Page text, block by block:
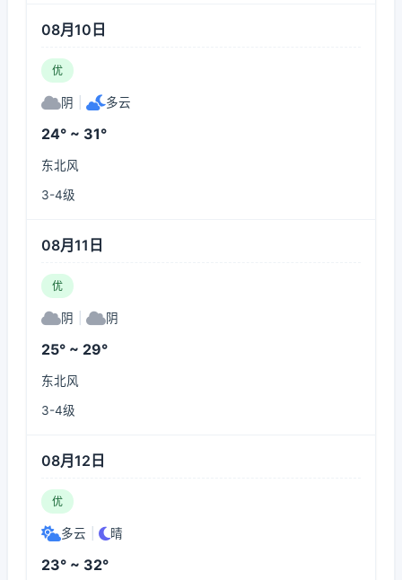
08月10日
优
阴 多云
24° ~ 31°
东北风
3-4级
08月11日
优
阴 阴
25° ~ 29°
东北风
3-4级
08月12日
优
多云 晴
23° ~ 32°